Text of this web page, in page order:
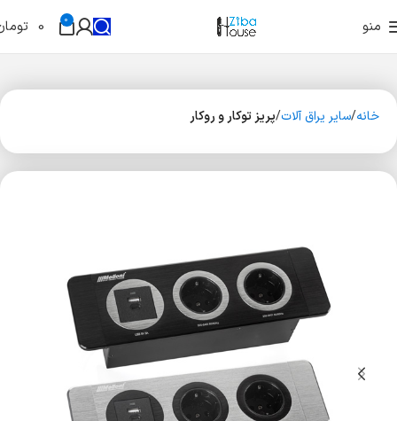
منو 0
0
خانه سایر یراق آلات پریز توکار و روکار